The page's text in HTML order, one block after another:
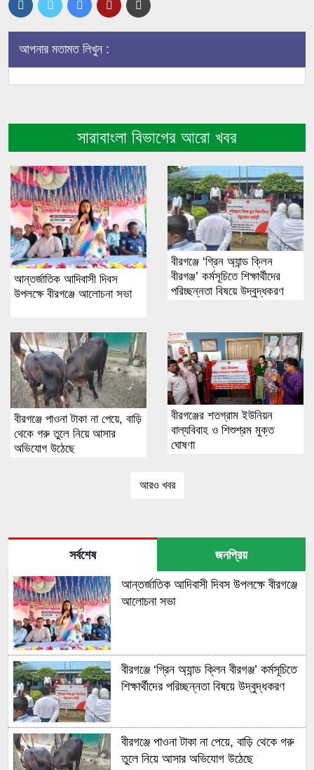
আপনার মতামত লিখুন :
সারাবাংলা বিভাগের আরো খবর
আন্তর্জাতিক আদিবাসী দিবস
উপলক্ষে বীরগঞ্জে আলোচনা সভা
বীরগঞ্জে ‘গ্রিন অ্যান্ড ক্লিন
বীরগঞ্জ’ কর্মসূচিতে শিক্ষার্থীদের
পরিচ্ছন্নতা বিষয়ে উদ্বুদ্ধকরণ
বীরগঞ্জে পাওনা টাকা না পেয়ে, বাড়ি
থেকে গরু তুলে নিয়ে আসার
অভিযোগ উঠেছে
বীরগঞ্জের শতগ্রাম ইউনিয়ন
বাল্যবিবাহ ও শিশুশ্রম মুক্ত
ঘোষণা
আরও খবর
সর্বশেষ জনপ্রিয়
আন্তর্জাতিক আদিবাসী দিবস উপলক্ষে বীরগঞ্জে
আলোচনা সভা
বীরগঞ্জে ‘গ্রিন অ্যান্ড ক্লিন বীরগঞ্জ’ কর্মসূচিতে
শিক্ষার্থীদের পরিচ্ছন্নতা বিষয়ে উদ্বুদ্ধকরণ
বীরগঞ্জে পাওনা টাকা না পেয়ে, বাড়ি থেকে গরু
তুলে নিয়ে আসার অভিযোগ উঠেছে